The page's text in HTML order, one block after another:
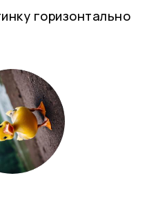
горизонтально